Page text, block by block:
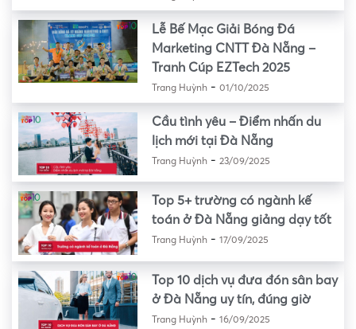
Lễ Bế Mạc Giải Bóng Đá
Marketing CNTT Đà Nẵng –
Tranh Cúp EZTech 2025
Trang Huỳnh- 01/10/2025
Cầu tình yêu – Điểm nhấn du
lịch mới tại Đà Nẵng
Trang Huỳnh- 23/09/2025
Top 5+ trường có ngành kế
toán ở Đà Nẵng giảng dạy tốt
Trang Huỳnh- 17/09/2025
Top 10 dịch vụ đưa đón sân bay
ở Đà Nẵng uy tín, đúng giờ
Trang Huỳnh- 16/09/2025